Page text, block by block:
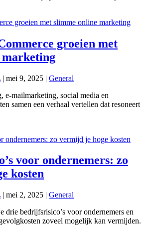
groeien met
| mei 9, 2025 | General
e-mailmarketing, social media en
samen een verhaal vertellen dat resoneert
voor ondernemers: zo
kosten
| mei 2, 2025 | General
drie bedrijfsrisico’s voor ondernemers en
zoveel mogelijk kan vermijden.